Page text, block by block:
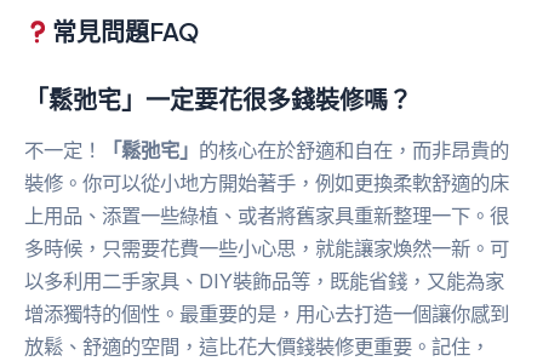
常見問題FAQ
「鬆弛宅」一定要花很多錢裝修嗎？
不一定！ 「鬆弛宅」 的核心在於舒適和自在，而非昂貴的
裝修。你可以從小地方開始著手，例如更換柔軟舒適的床
上用品、添置一些綠植、或者將舊家具重新整理一下。很
多時候，只需要花費一些小心思，就能讓家煥然一新。可
以多利用二手家具、DIY裝飾品等，既能省錢，又能為家
增添獨特的個性。最重要的是，用心去打造一個讓你感到
放鬆、舒適的空間，這比花大價錢裝修更重要。記住，